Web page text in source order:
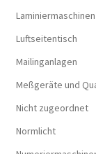
Laminiermaschinen
Luftseitentisch
Mailinganlagen
Meßgeräte und
Nicht zugeordnet
Normlicht